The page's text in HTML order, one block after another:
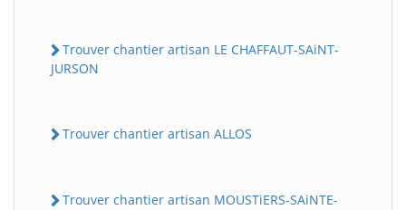
Trouver chantier artisan LE CHAFFAUT-SAiNT-
JURSON
Trouver chantier artisan ALLOS
Trouver chantier artisan MOUSTiERS-SAiNTE-